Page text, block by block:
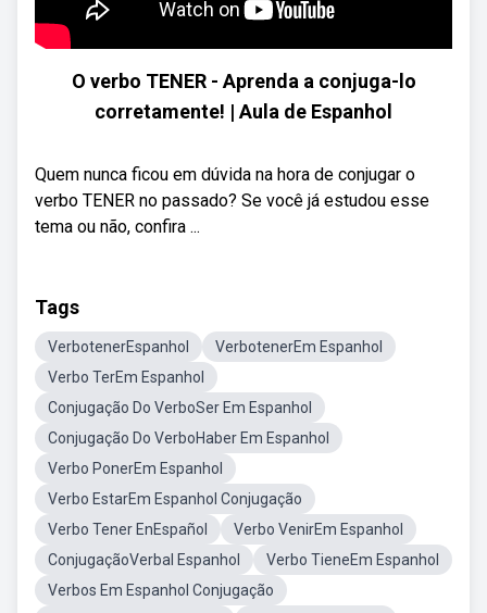
O verbo TENER - Aprenda a conjuga-lo
corretamente! | Aula de Espanhol
Quem nunca ficou em dúvida na hora de conjugar o
verbo TENER no passado? Se você já estudou esse
tema ou não, confira ...
Tags
VerbotenerEspanhol
VerbotenerEm Espanhol
Verbo TerEm Espanhol
Conjugação Do VerboSer Em Espanhol
Conjugação Do VerboHaber Em Espanhol
Verbo PonerEm Espanhol
Verbo EstarEm Espanhol Conjugação
Verbo Tener EnEspañol
Verbo VenirEm Espanhol
ConjugaçãoVerbal Espanhol
Verbo TieneEm Espanhol
Verbos Em Espanhol Conjugação